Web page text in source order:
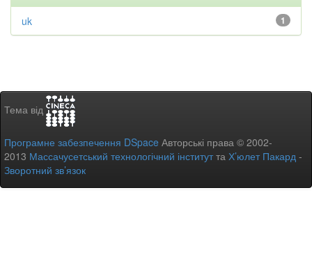
1
uk
Тема від
Програмне забезпечення DSpace Авторські права © 2002-
2013 Массачусетський технологічний інститутта Х’юлет Пакард -
Зворотний зв’язок